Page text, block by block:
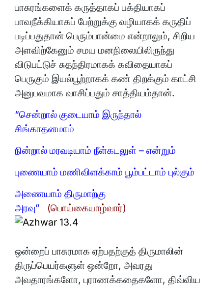
பாசுரங்களைக் கருத்தாகப் பக்தியாகப்
பாவநீக்கியாகப் பேற்றுக்கு வழியாகக் கருதிப்
படிப்பதுதான் பெரும்பான்மை என்றாலும், சிறிய
அளவிற்கேனும் சமய மனநிலையிலிருந்து
விடுபட்டுச் சுதந்திரமாகக் கவிதையாகப்
பெருகும் இயல்பூற்றாகக் கண் திறக்கும் காட்சி
அனுபவமாக வாசிப்பதும் சாத்தியம்தான்.
“சென்றால் குடையாம் இருந்தால்
சிங்காதனமாம்
நின்றால் மரவடியாம் நீள்கடலுள் – என்றும்
புணையாம் மணிவிளக்காம் பூம்பட்டாம் புல்கும்
அணையாம் திருமாற்கு
அரவு” (பொய்கையாழ்வார்)
ஒன்றைப் பாசுரமாக ஏற்பதற்குத் திருமாலின்
திருப்பெயர்களுள் ஒன்றோ, அவரது
அவதாரங்களோ, புராணக்கதைகளோ, திவ்விய